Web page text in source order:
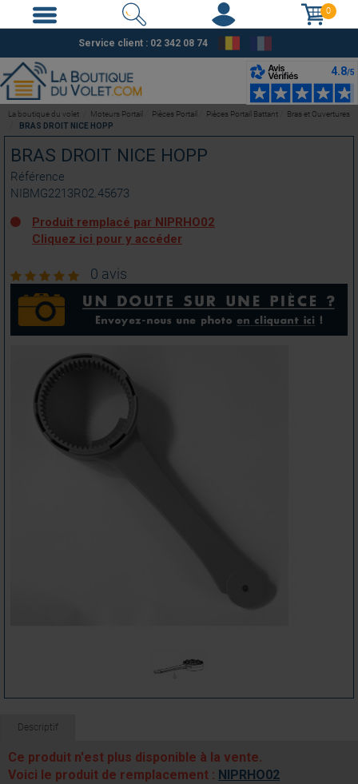
0
Service client : 02 342 08 74
BRAS DROIT NICE HOPP
Référence
NIBMG2213R02.45673
Produit remplacé par NIPRHO02
Cliquez ici pour y accéder
0 avis
Descriptif
Ce produit n'est plus disponible à la vente.
Voici le produit de remplacement : NIPRHO02
La boutique du volet Moteurs Portail Pièces Portail Pièces Portail Battant
Bras et Ouvertures
BRAS DROIT NICE HOPP